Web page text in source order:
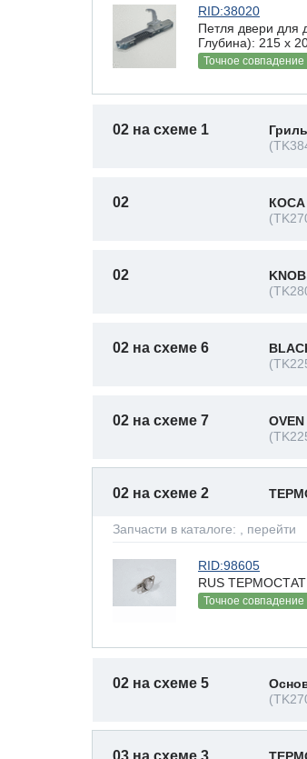
RID:38020
Петля двери для
Глубина): 215 x
Точное совпадение
02 на схеме 1
02
КОСА
02
02 на схеме 6
02 на схеме 7
02 на схеме 2
Запчасти в каталоге: , перейти
RID:98605
RUS
Точное совпадение
02 на схеме 5
03 на схеме 3